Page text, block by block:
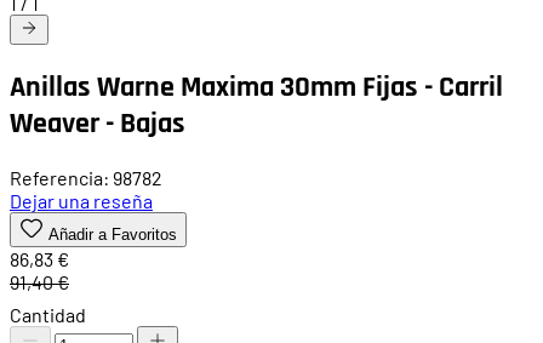
Anillas Warne Maxima 30mm Fijas - Carril
Weaver - Bajas
Referencia: 98782
Dejar una reseña
Añadir a Favoritos
86,83 €
91,40 €
Cantidad